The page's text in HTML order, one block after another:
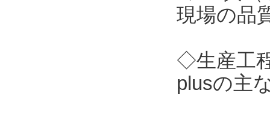
現場の品
◇生産工
plusの主